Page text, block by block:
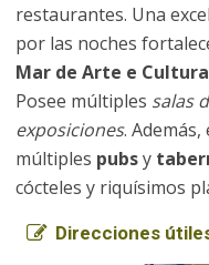
restaurantes. Una
por las noches
Mar de Arte e Cultura
Posee múltiples salas
exposiciones.
múltiples pubsy
cócteles y riquísimos
Direcciones